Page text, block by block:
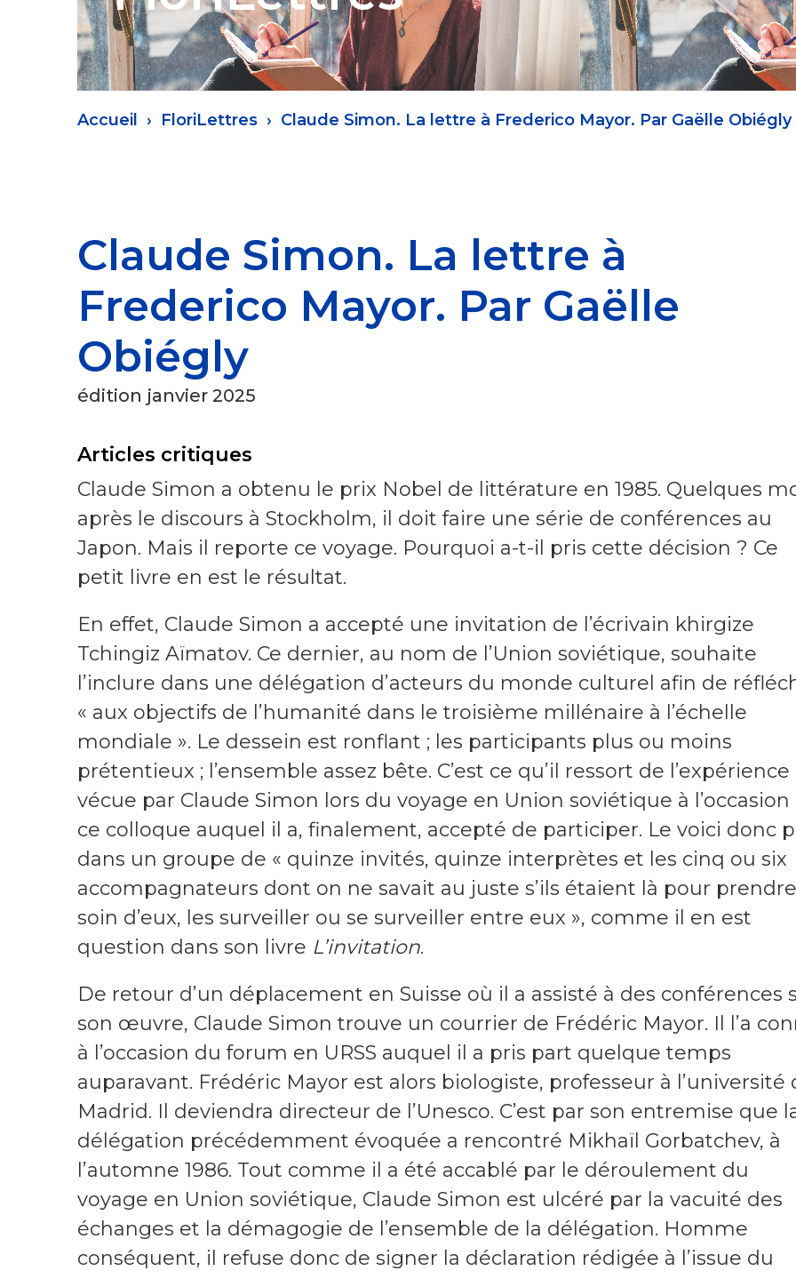
Fil
Accueil FloriLettres Claude Simon. La lettre à Frederico Mayor. Par Gaëlle Obiégly
Claude Simon. La lettre à
Frederico Mayor. Par Gaëlle
Obiégly
édition janvier 2025
Articles critiques
Claude Simon a obtenu le prix Nobel de littérature en 1985. Quelques
après le discours à Stockholm, il doit faire une série de conférences au
Japon. Mais il reporte ce voyage. Pourquoi a-t-il pris cette décision ? Ce
petit livre en est le résultat.
En effet, Claude Simon a accepté une invitation de l’écrivain khirgize
Tchingiz Aïmatov. Ce dernier, au nom de l’Union soviétique, souhaite
l’inclure dans une délégation d’acteurs du monde culturel afin de
« aux objectifs de l’humanité dans le troisième millénaire à l’échelle
mondiale ». Le dessein est ronflant ; les participants plus ou moins
prétentieux ; l’ensemble assez bête. C’est ce qu’il ressort de l’expérience
vécue par Claude Simon lors du voyage en Union soviétique à l’occasion
ce colloque auquel il a, finalement, accepté de participer. Le voici donc
dans un groupe de « quinze invités, quinze interprètes et les cinq ou six
accompagnateurs dont on ne savait au juste s’ils étaient là pour prendre
soin d’eux, les surveiller ou se surveiller entre eux », comme il en est
question dans son livre L’invitation.
De retour d’un déplacement en Suisse où il a assisté à des conférences
son œuvre, Claude Simon trouve un courrier de Frédéric Mayor. Il l’a
à l’occasion du forum en URSS auquel il a pris part quelque temps
auparavant. Frédéric Mayor est alors biologiste, professeur à l’université
Madrid. Il deviendra directeur de l’Unesco. C’est par son entremise que
délégation précédemment évoquée a rencontré Mikhaïl Gorbatchev, à
l’automne 1986. Tout comme il a été accablé par le déroulement du
voyage en Union soviétique, Claude Simon est ulcéré par la vacuité des
échanges et la démagogie de l’ensemble de la délégation. Homme
conséquent, il refuse donc de signer la déclaration rédigée à l’issue du